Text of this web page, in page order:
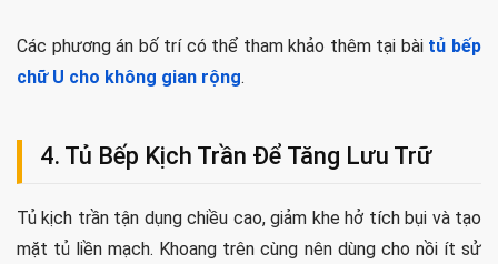
Các phương án bố trí có thể tham khảo thêm tại bài tủ bếp
chữ U cho không gian rộng.
4. Tủ Bếp Kịch Trần Để Tăng Lưu Trữ
Tủ kịch trần tận dụng chiều cao, giảm khe hở tích bụi và tạo
mặt tủ liền mạch. Khoang trên cùng nên dùng cho nồi ít sử